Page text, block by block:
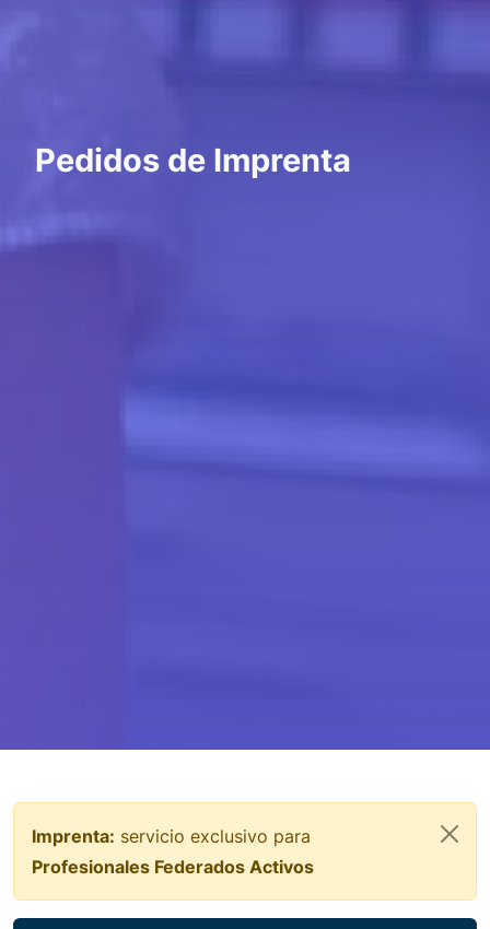
Pedidos de Imprenta
Imprenta: servicio exclusivo para
Profesionales Federados Activos